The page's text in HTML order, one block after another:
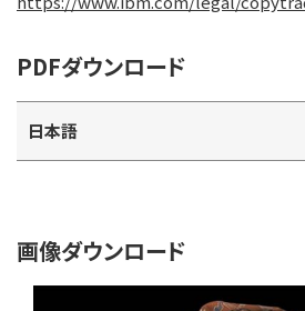
PDFダウンロード
日本語
画像ダウンロード